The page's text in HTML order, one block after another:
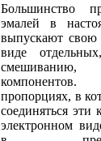
Большинство
эмалей в
выпускают
виде
пропорциях, в
соединяться эти
электронном